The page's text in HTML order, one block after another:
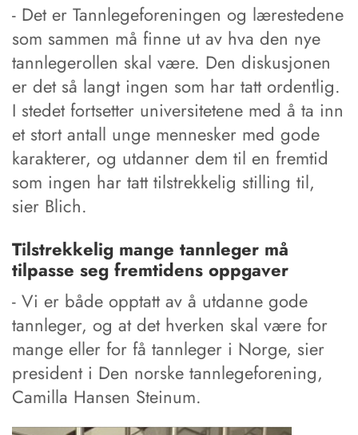
- Det er Tannlegeforeningen og lærestedene
som sammen må finne ut av hva den nye
tannlegerollen skal være. Den diskusjonen
er det så langt ingen som har tatt ordentlig.
I stedet fortsetter universitetene med å ta inn
et stort antall unge mennesker med gode
karakterer, og utdanner dem til en fremtid
som ingen har tatt tilstrekkelig stilling til,
sier Blich.
Tilstrekkelig mange tannleger må
tilpasse seg fremtidens oppgaver
- Vi er både opptatt av å utdanne gode
tannleger, og at det hverken skal være for
mange eller for få tannleger i Norge, sier
president i Den norske tannlegeforening,
Camilla Hansen Steinum.